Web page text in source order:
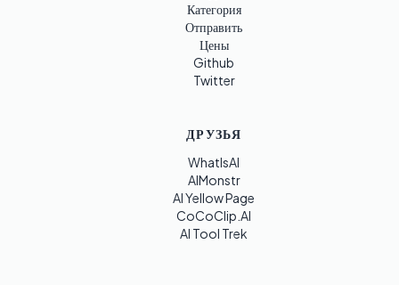
Категория
Отправить
Цены
Github
Twitter
ДРУЗЬЯ
WhatIsAI
AIMonstr
AI Yellow Page
CoCoClip.AI
AI Tool Trek